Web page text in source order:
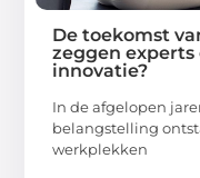
De toekomst
zeggen
innovatie?
In de afgelopen
belangstelling
werkplekken